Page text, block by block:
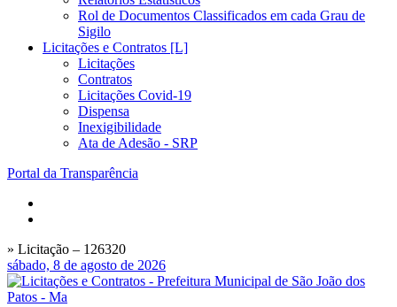
Rol de Documentos Classificados em cada Grau de
Sigilo
Licitações e Contratos [L]
Licitações
Contratos
Licitações Covid-19
Dispensa
Inexigibilidade
Ata de Adesão - SRP
Portal da Transparência
» Licitação – 126320
sábado, 8 de agosto de 2026